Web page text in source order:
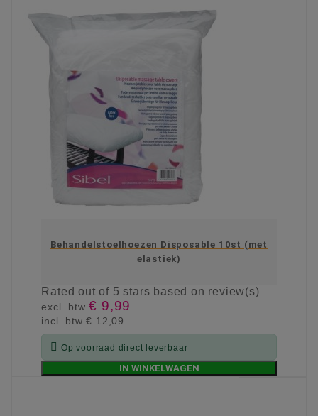
Behandelstoelhoezen Disposable 10st (met
elastiek)
Ratedout of 5 stars based on review(s)
excl. btw€ 9,99
incl. btw€ 12,09
 Op voorraad direct leverbaar
IN WINKELWAGEN